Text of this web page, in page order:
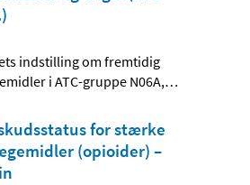
indstilling om fremtidig
i ATC-gruppe N06A,…
for stærke
(opioider) –